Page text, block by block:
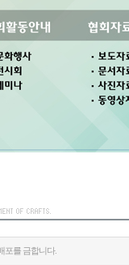
포를 금합니다.